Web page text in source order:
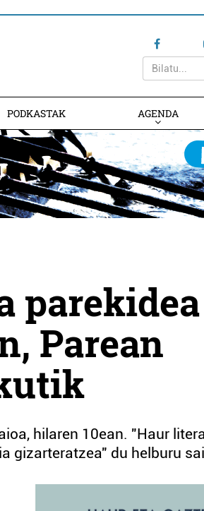
PODKASTAK AGENDA
Parean
hilaren 10ean. "Haur
gizarteratzea" du helburu